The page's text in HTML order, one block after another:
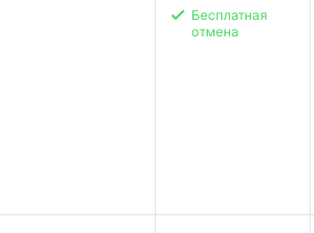
Бесплатная
отмена